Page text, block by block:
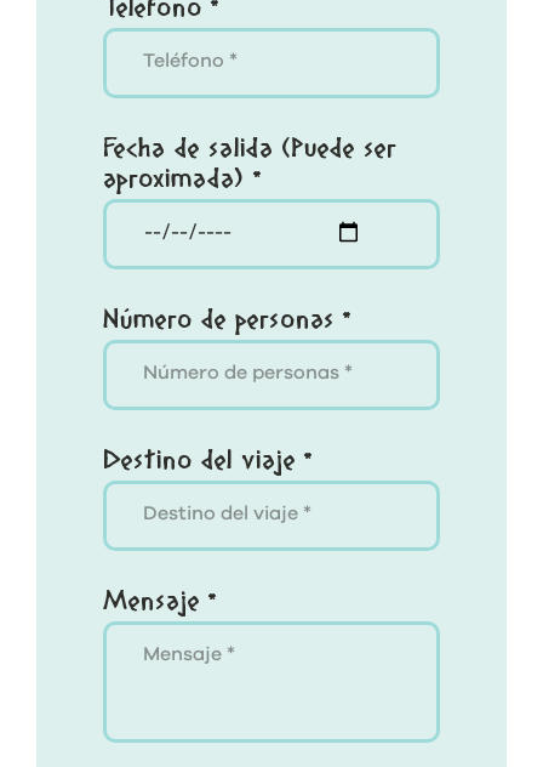
Teléfono *
Fecha de salida (Puede ser
aproximada) *
Número de personas *
Destino del viaje *
Mensaje *